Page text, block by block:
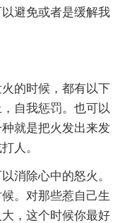
避免或者是缓解我
的时候，都有以下
自我惩罚。也可以
就是把火发出来发
人。
消除心中的怒火。
。对那些惹自己生
，这个时候你最好